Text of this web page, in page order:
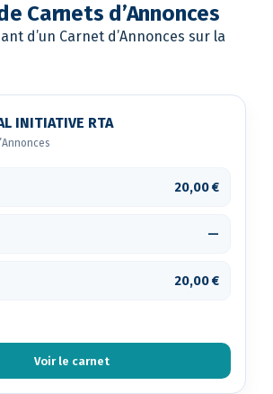
Carnets d’Annonces
d’un Carnet d’Annonces sur la
INITIATIVE RTA
20,00 €
—
20,00 €
Voir le carnet